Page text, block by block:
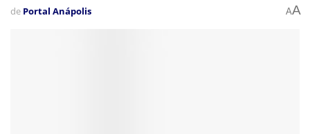
de Portal Anápolis AA